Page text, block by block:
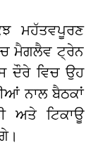
ਮਹੱਤਵਪੂਰਣ
ਮੈਗਲੈਵ ਟ੍ਰੇਨ
ਦੌਰੇ ਵਿਚ ਉਹ
ਨਾਲ ਬੈਠਕਾਂ
ਅਤੇ ਟਿਕਾਊ